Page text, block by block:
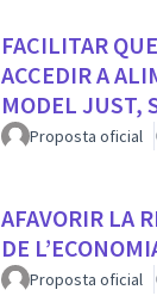
FACILITAR
ACCEDIR A
MODEL JUST,
Proposta oficial
AFAVORIR LA
DE
Proposta oficial